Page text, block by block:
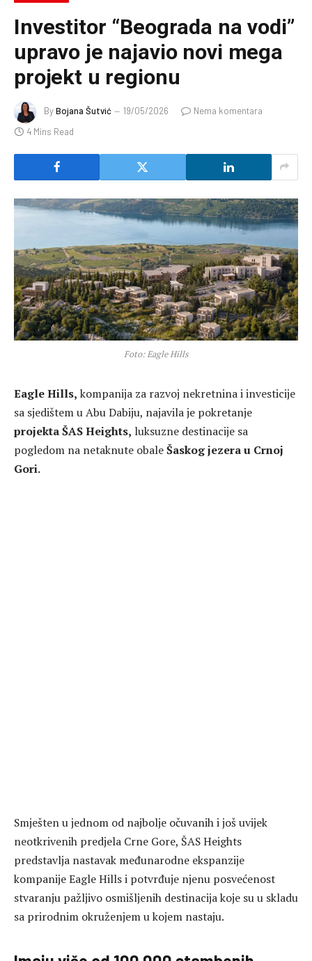
Investitor “Beograda na vodi”
upravo je najavio novi mega
projekt u regionu
ByBojana Šutvić 19/05/2026
Nema komentara
4 Mins Read
Foto: Eagle Hills
Eagle Hills, kompanija za razvoj nekretnina i investicije
sa sjedištem u Abu Dabiju, najavila je pokretanje
projekta ŠAS Heights, luksuzne destinacije sa
pogledom na netaknute obaleŠaskog jezera u Crnoj
Gori.
Smješten u jednom od najbolje očuvanih i još uvijek
neotkrivenih predjela Crne Gore, ŠAS Heights
predstavlja nastavak međunarodne ekspanzije
kompanije Eagle Hills i potvrđuje njenu posvećenost
stvaranju pažljivo osmišljenih destinacija koje su u skladu
sa prirodnim okruženjem u kojem nastaju.